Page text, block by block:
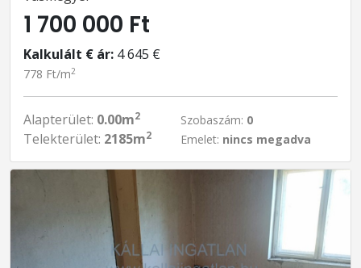
1 700 000 Ft
Kalkulált € ár: 4 645 €
778 Ft/m2
Alapterület: 0.00m2
Telekterület: 2185m2
Szobaszám: 0
Emelet: nincs megadva